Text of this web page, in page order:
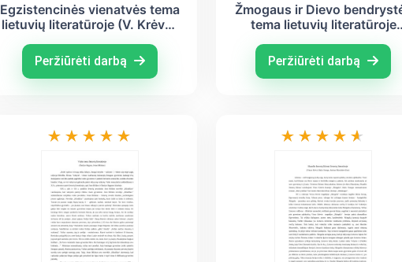
Egzistencinės vienatvės tema
lietuvių literatūroje (V. Krėvė-
Justinas Marcinkevičius)
Peržiūrėti darbą
Žmogaus ir Dievo
tema lietuvių literatūroje
Krėvė, Justinas
Marcinkevičius)
Peržiūrėti darbą